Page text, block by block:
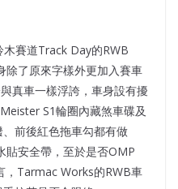
賽道Track Day的RWB
除了原來字樣外更加入賽車
真車一樣浮誇，車身設有擾
S1輪圈內藏煞車碟及
前後紅色拖車勾都有做
貼安全帶，至於是否OMP
，Tarmac Works的RWB車